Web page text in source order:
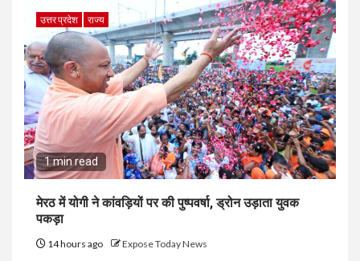
उत्तर प्रदेश राज्य
1 min read
मेरठ में योगी ने कांवड़ियों पर की पुष्पवर्षा, ड्रोन उड़ाता युवक
पकड़ा
14 hours ago Expose Today News